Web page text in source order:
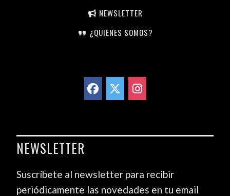
NEWSLETTER
¿QUIENES SOMOS?
NEWSLETTER
Suscríbete al newsletter para recibir
periódicamente las novedades en tu email